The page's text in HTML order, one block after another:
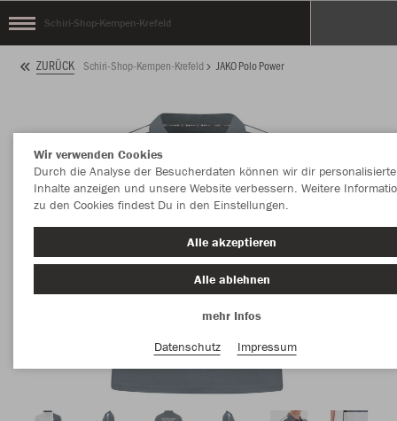
Schiri-Shop-Kempen-Krefeld
ZURÜCK Schiri-Shop-Kempen-Krefeld JAKO Polo Power
Wir verwenden Cookies
Durch die Analyse der Besucherdaten können wir dir personalisierte
Inhalte anzeigen und unsere Website verbessern. Weitere
zu den Cookies findest Du in den Einstellungen.
Alle akzeptieren
Alle ablehnen
mehr Infos
Datenschutz
Impressum